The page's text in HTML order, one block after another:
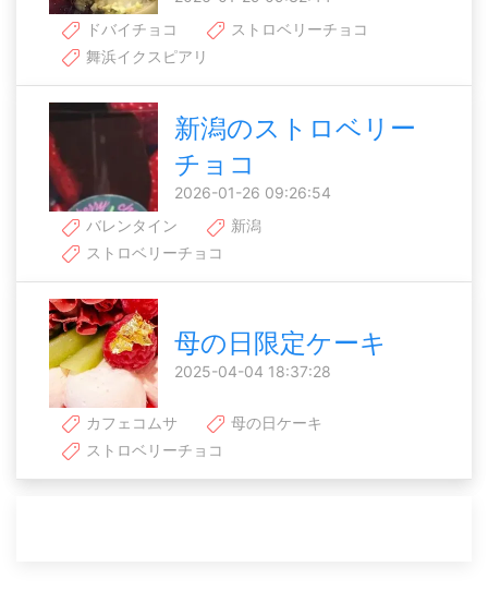
ドバイチョコ
ストロベリーチョコ
舞浜イクスピアリ
新潟のストロベリー
チョコ
2026-01-26 09:26:54
バレンタイン
新潟
ストロベリーチョコ
母の日限定ケーキ
2025-04-04 18:37:28
カフェコムサ
母の日ケーキ
ストロベリーチョコ